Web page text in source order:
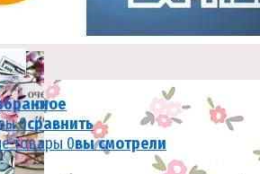
0сравнить
товары 0вы смотрели